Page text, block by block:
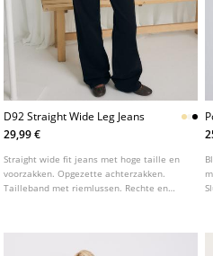
D92 Straight Wide Leg Jeans
29,99 €
Straight wide fit jeans met hoge taille en
voorzakken. Opgezette achterzakken.
Tailleband met riemlussen. Rechte en